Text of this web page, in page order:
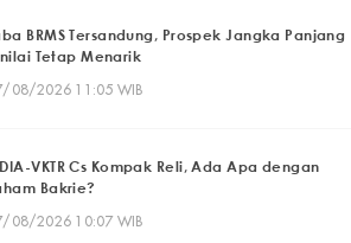
BRMS Tersandung, Prospek Jangka Panjang
Tetap Menarik
08/2026 11:05 WIB
VKTR Cs Kompak Reli, Ada Apa dengan
Bakrie?
08/2026 10:07 WIB